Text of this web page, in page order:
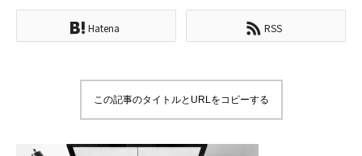
Hatena RSS
この記事のタイトルとURLをコピーする